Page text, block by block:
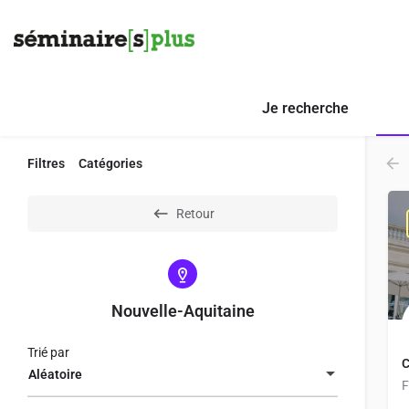
Je recherche
Filtres Catégories
Retour
Nouvelle-Aquitaine
Aléatoire
Trié par